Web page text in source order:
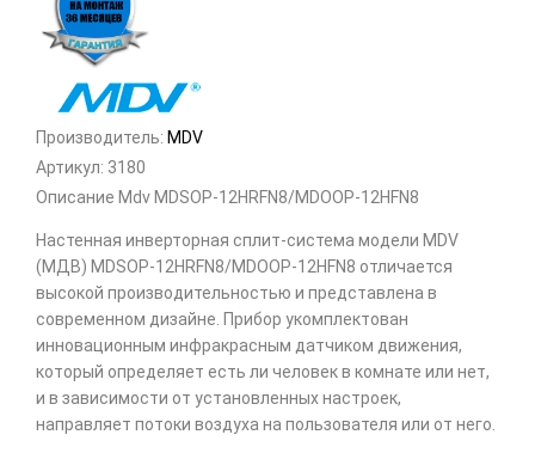
Производитель: MDV
Артикул: 3180
Описание Mdv MDSOP-12HRFN8/MDOOP-12HFN8
Настенная инверторная сплит-система модели MDV
(МДВ) MDSOP-12HRFN8/MDOOP-12HFN8 отличается
высокой производительностью и представлена в
современном дизайне. Прибор укомплектован
инновационным инфракрасным датчиком движения,
который определяет есть ли человек в комнате или нет,
и в зависимости от установленных настроек,
направляет потоки воздуха на пользователя или от него.